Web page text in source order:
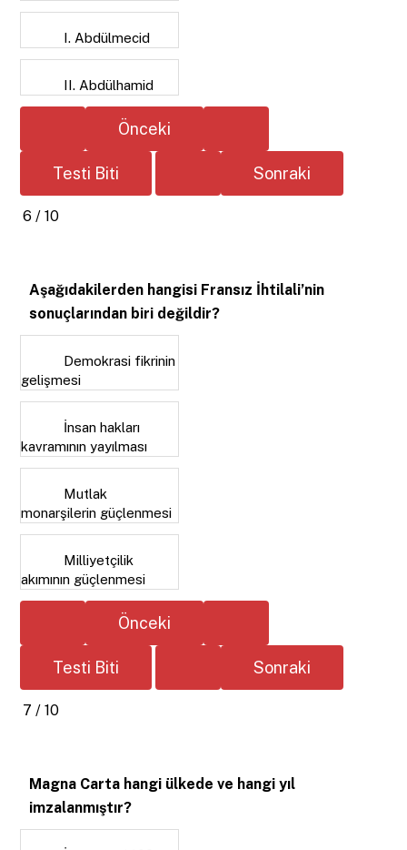
I. Abdülmecid
II. Abdülhamid
6 / 10
Aşağıdakilerden hangisi Fransız İhtilali’nin
sonuçlarından biri değildir?
Demokrasi fikrinin
gelişmesi
İnsan hakları
kavramının yayılması
Mutlak
monarşilerin güçlenmesi
Milliyetçilik
akımının güçlenmesi
7 / 10
Magna Carta hangi ülkede ve hangi yıl
imzalanmıştır?